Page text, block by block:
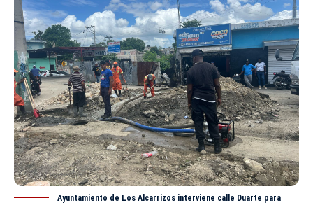
Ayuntamiento de Los Alcarrizos interviene calle Duarte para